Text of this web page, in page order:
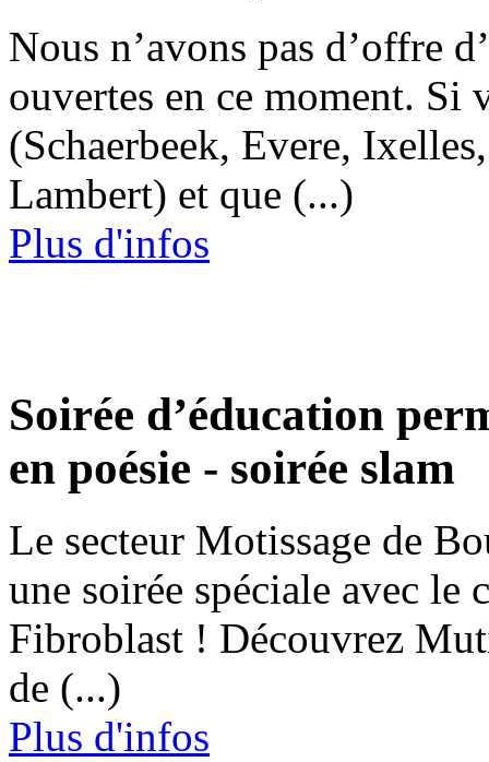
Nous n’avons pas d’offre
ouvertes en ce moment. Si
(Schaerbeek, Evere,
Lambert) et que (...)
Plus d'infos
Soirée d’éducation
en poésie - soirée slam
Le secteur Motissage de
une soirée spéciale avec
Fibroblast ! Découvrez
de (...)
Plus d'infos